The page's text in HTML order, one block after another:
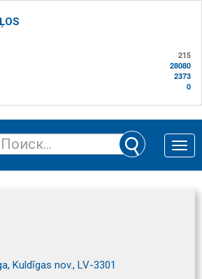
215
28080
2373
0
Toggle
Kuldīgas nov., LV-3301